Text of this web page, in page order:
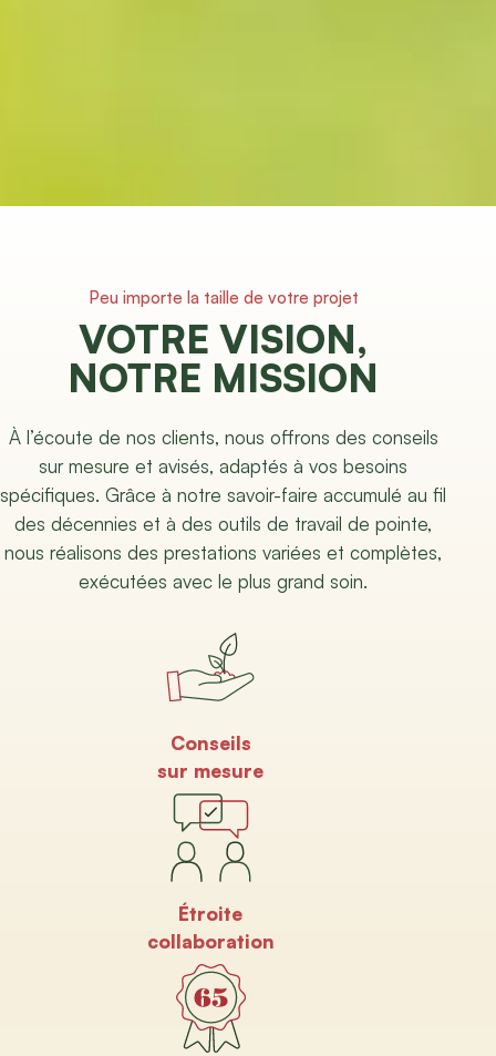
Peu importe la taille de votre projet
VOTRE VISION,
NOTRE MISSION
À l’écoute de nos clients, nous offrons des conseils
sur mesure et avisés, adaptés à vos besoins
spécifiques. Grâce à notre savoir-faire accumulé au fil
des décennies et à des outils de travail de pointe,
nous réalisons des prestations variées et complètes,
exécutées avec le plus grand soin.
Conseils
sur mesure
Étroite
collaboration